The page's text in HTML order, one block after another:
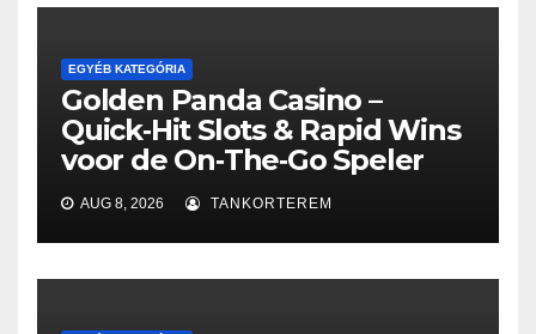
EGYÉB KATEGÓRIA
Golden Panda Casino –
Quick‑Hit Slots & Rapid Wins
voor de On‑The‑Go Speler
AUG 8, 2026 TANKORTEREM